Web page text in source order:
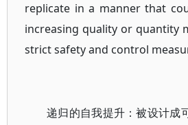
replicate in a manner that
increasing quality or quantity
strict safety and control
递归的自我提升：被设计成